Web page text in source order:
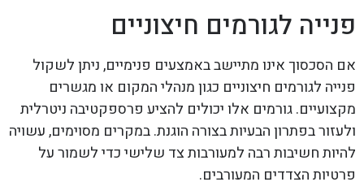
פנייה לגורמים חיצוניים
אם הסכסוך אינו מתיישב באמצעים פנימיים, ניתן לשקול
פנייה לגורמים חיצוניים כגון מנהלי המקום או מגשרים
מקצועיים. גורמים אלו יכולים להציע פרספקטיבה ניטרלית
ולעזור בפתרון הבעיות בצורה הוגנת. במקרים מסוימים, עשויה
להיות חשיבות רבה למעורבות צד שלישי כדי לשמור על
פרטיות הצדדים המעורבים.